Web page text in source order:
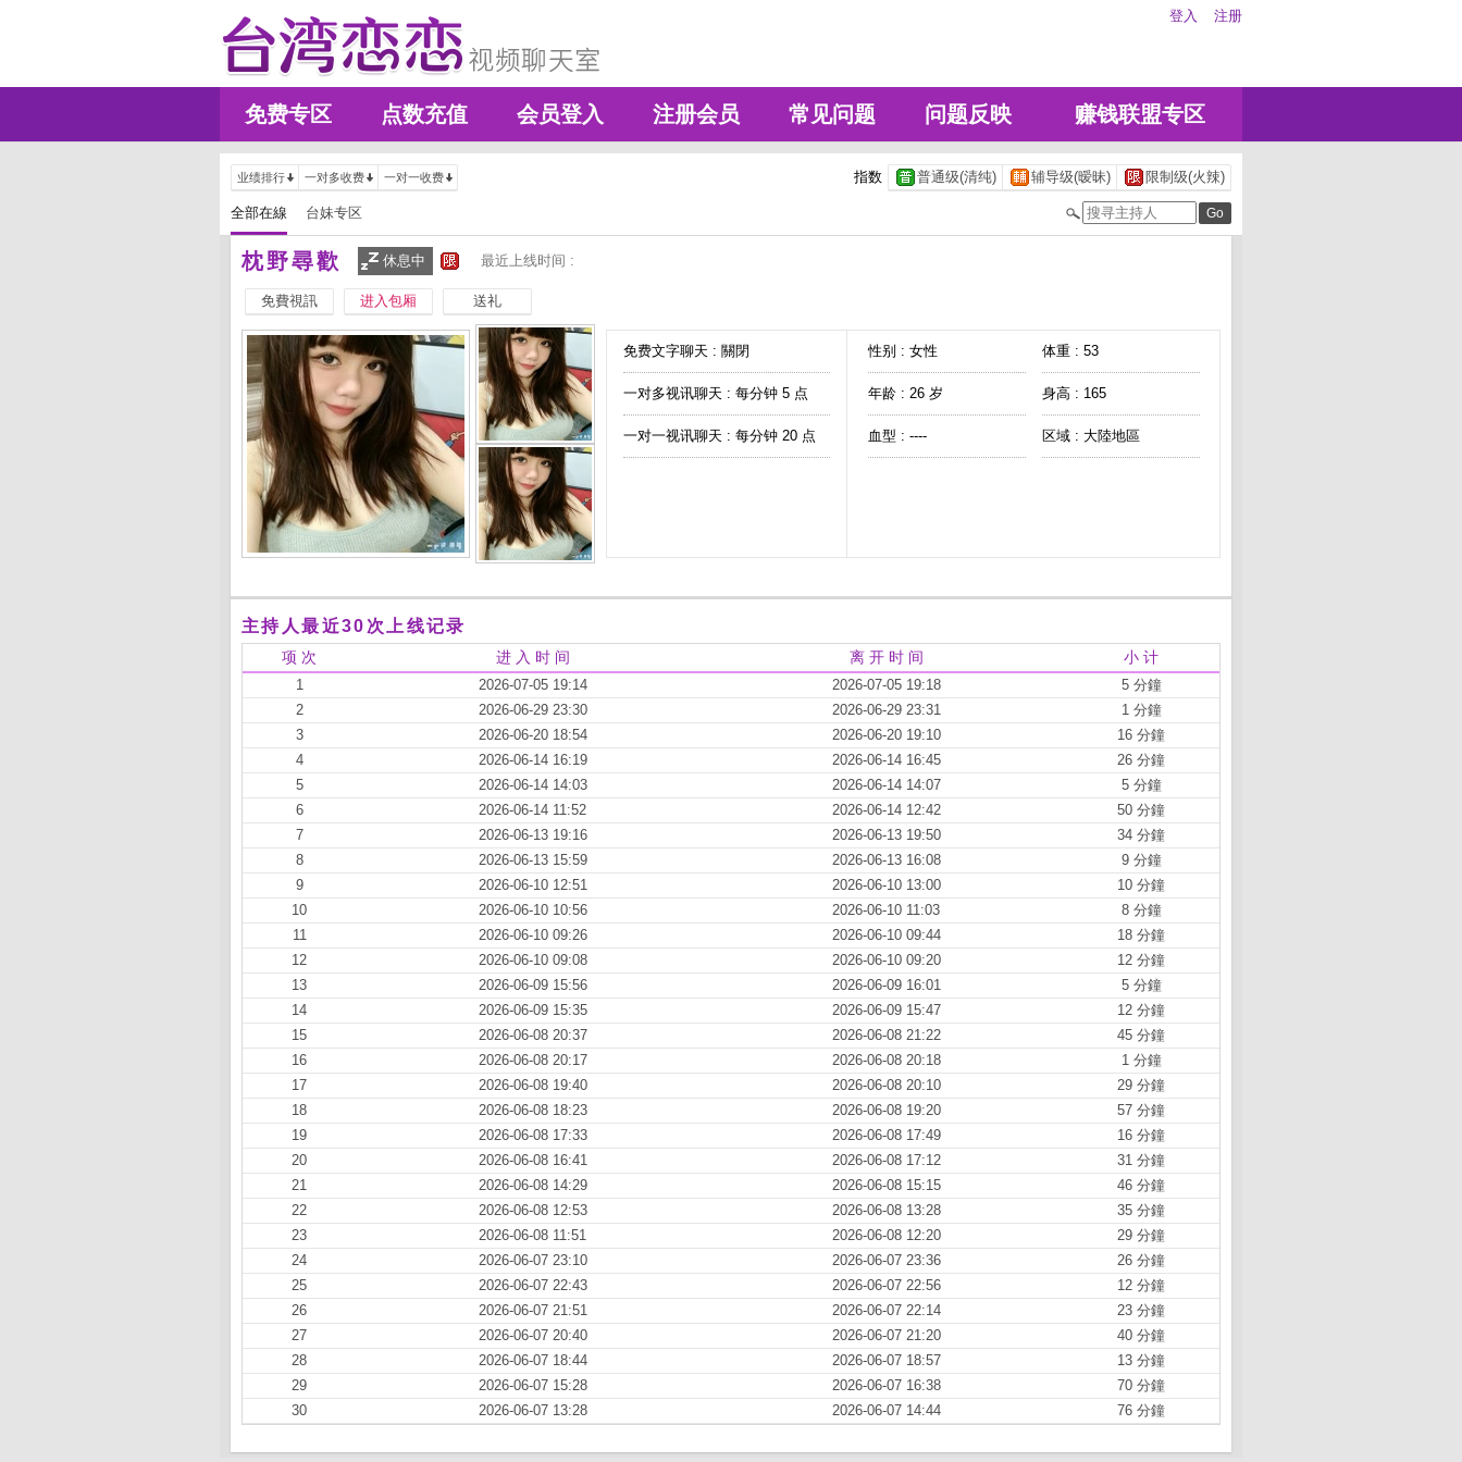
登入 注册
免费专区 点数充值 会员登入 注册会员 常见问题 问题反映 赚钱联盟专区
业绩排行 一对多收费 一对一收费 指数 普通级(清纯) 辅导级(暧昧) 限制级(火辣)
全部在線 台妹专区
枕野尋歡 休息中 最近上线时间 :
免費視訊 进入包厢 送礼
免费文字聊天 : 關閉
一对多视讯聊天 : 每分钟 5 点
一对一视讯聊天 : 每分钟 20 点
性别 : 女性 体重 : 53
年龄 : 26 岁 身高 : 165
血型 : ---- 区域 : 大陸地區
主持人最近30次上线记录
项 次 进 入 时 间 离 开 时 间 小 计
1 2026-07-05 19:14 2026-07-05 19:18
5 分鐘
2
2026-06-29 23:30 2026-06-29 23:31
1 分鐘
3
2026-06-20 18:54 2026-06-20 19:10
16 分鐘
4
2026-06-14 16:19 2026-06-14 16:45
26 分鐘
5
2026-06-14 14:03 2026-06-14 14:07
5 分鐘
6
2026-06-14 11:52 2026-06-14 12:42
50 分鐘
7
2026-06-13 19:16 2026-06-13 19:50
34 分鐘
8
2026-06-13 15:59 2026-06-13 16:08
9 分鐘
9
2026-06-10 12:51 2026-06-10 13:00
10 分鐘
10
2026-06-10 10:56 2026-06-10 11:03
8 分鐘
11
2026-06-10 09:26 2026-06-10 09:44
18 分鐘
12
2026-06-10 09:08 2026-06-10 09:20
12 分鐘
13
2026-06-09 15:56 2026-06-09 16:01
5 分鐘
14
2026-06-09 15:35 2026-06-09 15:47
12 分鐘
15
2026-06-08 20:37 2026-06-08 21:22
45 分鐘
16
2026-06-08 20:17 2026-06-08 20:18
1 分鐘
17
2026-06-08 19:40 2026-06-08 20:10
29 分鐘
18
2026-06-08 18:23 2026-06-08 19:20
57 分鐘
19
2026-06-08 17:33 2026-06-08 17:49
16 分鐘
20
2026-06-08 16:41 2026-06-08 17:12
31 分鐘
21
2026-06-08 14:29 2026-06-08 15:15
46 分鐘
22
2026-06-08 12:53 2026-06-08 13:28
35 分鐘
23
2026-06-08 11:51 2026-06-08 12:20
29 分鐘
24
2026-06-07 23:10 2026-06-07 23:36
26 分鐘
25
2026-06-07 22:43 2026-06-07 22:56
12 分鐘
26
2026-06-07 21:51 2026-06-07 22:14
23 分鐘
27
2026-06-07 20:40 2026-06-07 21:20
40 分鐘
28
2026-06-07 18:44 2026-06-07 18:57
13 分鐘
29
2026-06-07 15:28 2026-06-07 16:38
70 分鐘
30
2026-06-07 13:28 2026-06-07 14:44 76 分鐘